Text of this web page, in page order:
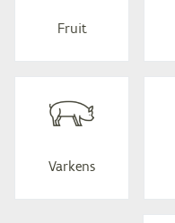
Fruit
Var­kens